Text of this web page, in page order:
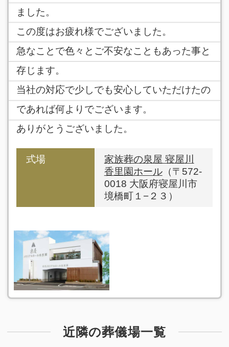
ました。
この度はお疲れ様でございました。
急なことで色々とご不安なこともあった事と
存じます。
当社の対応で少しでも安心していただけたの
であれば何よりでございます。
ありがとうございました。
式場
家族葬の泉屋 寝屋川
香里園ホール（〒572-
0018 大阪府寝屋川市
境橋町１−２３）
近隣の葬儀場一覧